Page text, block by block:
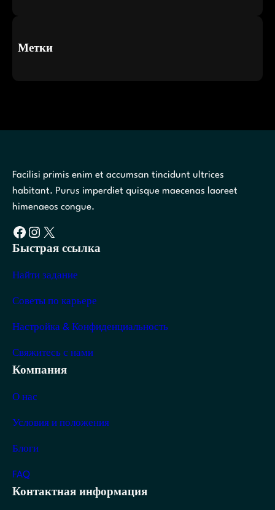
Метки
Facilisi primis enim et accumsan tincidunt ultrices
habitant. Purus imperdiet quisque maecenas laoreet
himenaeos congue.
Facebook Instagram X
Быстрая ссылка
Найти задание
Советы по карьере
Настройка & Конфиденциальность
Свяжитесь с нами
Компания
О нас
Условия и положения
Блоги
FAQ
Контактная информация